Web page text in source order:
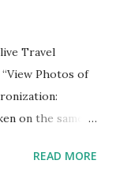
Travel
Photos of
on the same
rich moments
READ MORE